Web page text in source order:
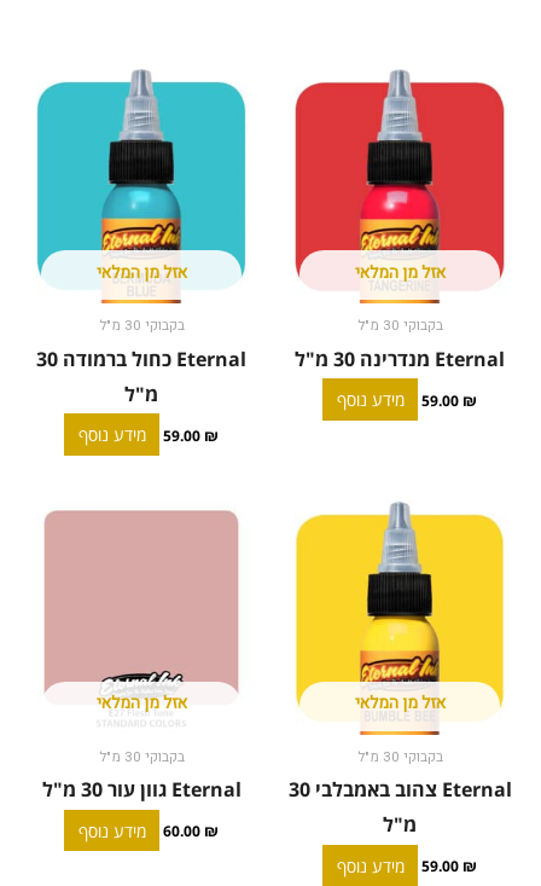
אזל מן המלאי
בקבוקי 30 מ"ל
Eternal מנדרינה 30 מ"ל
59.00 ₪ מידע נוסף
אזל מן המלאי
בקבוקי 30 מ"ל
Eternal כחול ברמודה 30
מ"ל
59.00 ₪ מידע נוסף
אזל מן המלאי
בקבוקי 30 מ"ל
Eternal צהוב באמבלבי 30
מ"ל
59.00 ₪ מידע נוסף
אזל מן המלאי
בקבוקי 30 מ"ל
Eternal גוון עור 30 מ"ל
60.00 ₪ מידע נוסף